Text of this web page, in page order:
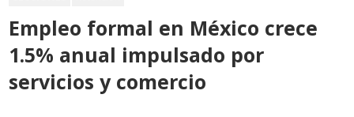
Empleo formal en México crece
1.5% anual impulsado por
servicios y comercio